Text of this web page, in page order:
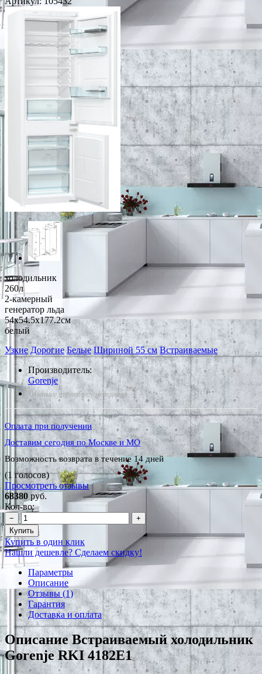
холодильник
260л
2-камерный
генератор льда
54x54.5x177.2см
белый
Узкие Дорогие Белые Шириной 55 см Встраиваемые
Производитель:
Gorenje
*Наличие уточняйте у менеджера
Оплата при получении
Доставим сегодня по Москве и МО
Возможность возврата в течение 14 дней
(1 голосов)
Просмотреть отзывы
68380 руб.
Кол-во:
−
+
Купить
Купить в один клик
Нашли дешевле? Сделаем скидку!
Параметры
Описание
Отзывы (1)
Гарантия
Доставка и оплата
Описание Встраиваемый холодильник
Gorenje RKI 4182E1